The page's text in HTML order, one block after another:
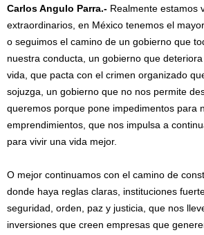
Carlos Angulo Parra.- Realmente estamos
extraordinarios, en México tenemos el
o seguimos el camino de un gobierno que
nuestra conducta, un gobierno que
vida, que pacta con el crimen organizado
sojuzga, un gobierno que no nos permite
queremos porque pone impedimentos para
emprendimientos, que nos impulsa a
para vivir una vida mejor.
O mejor continuamos con el camino de
donde haya reglas claras, instituciones
seguridad, orden, paz y justicia, que nos
inversiones que creen empresas que